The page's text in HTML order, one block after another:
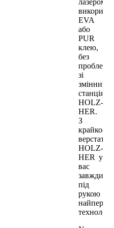
лазером,
EVA
або
PUR
клею,
без
проблем
зі
змінними
станціями
HOLZ-
HER.
З
HOLZ-
HER у
вас
завжди
під
рукою